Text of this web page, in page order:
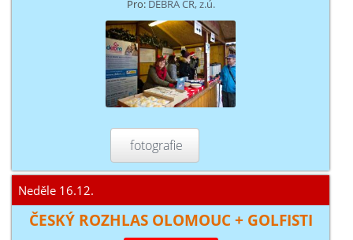
Pro: DEBRA ČR, z.ú.
fotografie
Neděle 16.12.
ČESKÝ ROZHLAS OLOMOUC + GOLFISTI